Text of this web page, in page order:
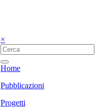
×
Home
Pubblicazioni
Progetti